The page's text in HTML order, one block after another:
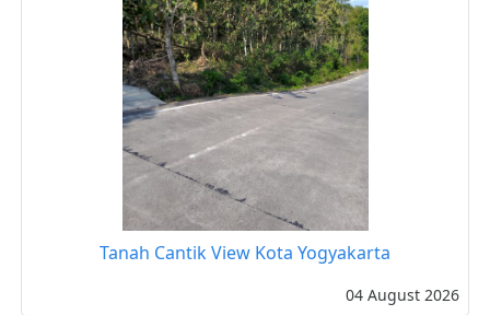
Tanah Cantik View Kota Yogyakarta
04 August 2026